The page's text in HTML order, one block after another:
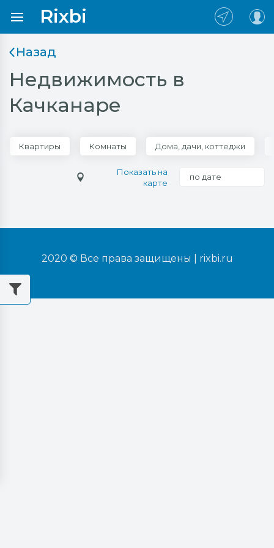
Rixbi
Назад
Недвижимость в
Качканаре
Квартиры Комнаты Дома, дачи, коттеджи
Показать на
карте
по дате
2020 © Все права защищены | rixbi.ru